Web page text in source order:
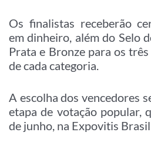
Os finalistas receberão
em dinheiro, além do Selo
Prata e Bronze para os
de cada categoria.
A escolha dos vencedores
etapa de votação popular,
de junho, na Expovitis